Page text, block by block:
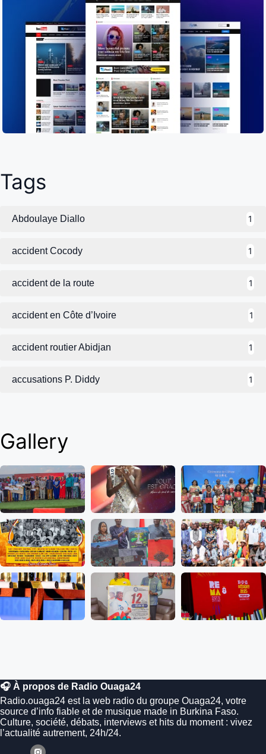
Tags
Abdoulaye Diallo 1
accident Cocody 1
accident de la route 1
accident en Côte d’Ivoire 1
accident routier Abidjan 1
accusations P. Diddy 1
Gallery
🎧 À propos de Radio Ouaga24
Radio.ouaga24 est la web radio du groupe Ouaga24, votre
source d’info fiable et de musique made in Burkina Faso.
Culture, société, débats, interviews et hits du moment : vivez
l’actualité autrement, 24h/24.